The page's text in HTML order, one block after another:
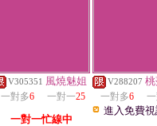
V305351 風燒魅姐
一對多6 一對一25
一對一忙線中
V288207
一對多6
進入免費